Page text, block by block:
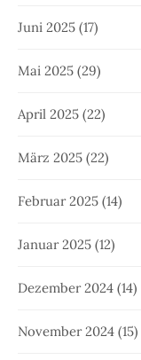
Juni 2025 (17)
Mai 2025 (29)
April 2025 (22)
März 2025 (22)
Februar 2025 (14)
Januar 2025 (12)
Dezember 2024 (14)
November 2024 (15)